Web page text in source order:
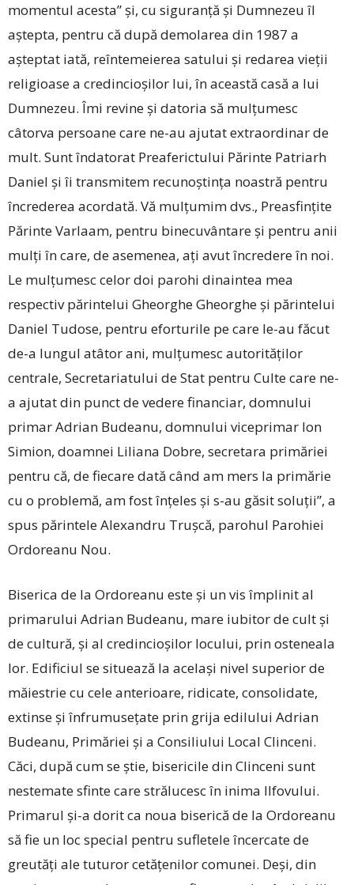
momentul acesta” și, cu siguranță și Dumnezeu îl
aștepta, pentru că după demolarea din 1987 a
așteptat iată, reîntemeierea satului și redarea vieții
religioase a credincioșilor lui, în această casă a lui
Dumnezeu. Îmi revine și datoria să mulțumesc
câtorva persoane care ne-au ajutat extraordinar de
mult. Sunt îndatorat Preaferictului Părinte Patriarh
Daniel și îi transmitem recunoștința noastră pentru
încrederea acordată. Vă mulțumim dvs., Preasfințite
Părinte Varlaam, pentru binecuvântare și pentru anii
mulți în care, de asemenea, ați avut încredere în noi.
Le mulțumesc celor doi parohi dinaintea mea
respectiv părintelui ­Gheorghe Gheorghe și părintelui
Daniel Tudose, pentru eforturile pe care le-au făcut
de-a lungul atâtor ani, mulțumesc autorităților
centrale, Secretariatului de Stat pentru Culte care ne-
a ajutat din punct de vedere financiar, domnului
primar Adrian Budeanu, domnului viceprimar Ion
Simion, doamnei Liliana Dobre, secretara primăriei
pentru că, de fiecare dată când am mers la primărie
cu o problemă, am fost înțeles și s-au găsit soluții”, a
spus părintele Alexandru Trușcă, parohul Parohiei
Ordoreanu Nou.
Biserica de la Ordoreanu este și un vis împlinit al
primarului Adrian Budeanu, mare iubitor de cult și
de cultură, și al credincioșilor locului, prin osteneala
lor. Edificiul se situează la același nivel superior de
măiestrie cu cele anterioare, ridicate, consolidate,
extinse și înfrumusețate prin grija edilului Adrian
Budeanu, Primăriei și a Consiliului Local Clinceni.
Căci, după cum se știe, bisericile din Clinceni sunt
nestemate sfinte care strălucesc în inima Ilfovului.
Primarul și-a dorit ca noua biserică de la Ordoreanu
să fie un loc special pentru sufletele încercate de
greutăți ale tuturor cetățenilor comunei. Deși, din